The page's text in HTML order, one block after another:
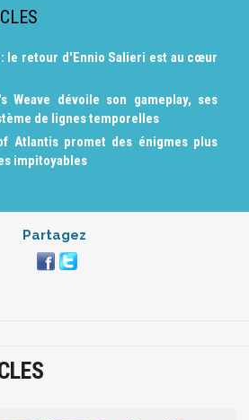
le retour d'Ennio Salieri est au cœur
Weave dévoile son gameplay, ses
de lignes temporelles
Atlantis promet des énigmes plus
impitoyables
Partagez